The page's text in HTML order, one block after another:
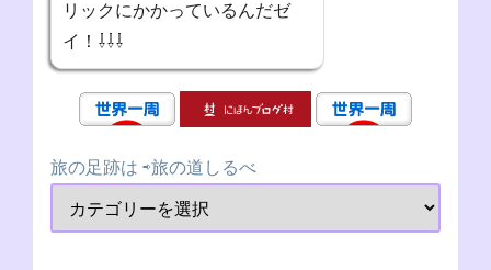
リックにかかっているんだゼ
イ！⇩⇩⇩
旅の足跡は ⇨旅の道しるべ